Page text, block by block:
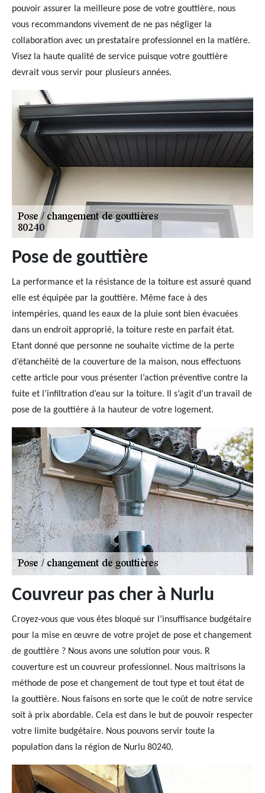
pouvoir assurer la meilleure pose de votre gouttière, nous
vous recommandons vivement de ne pas négliger la
collaboration avec un prestataire professionnel en la matière.
Visez la haute qualité de service puisque votre gouttière
devrait vous servir pour plusieurs années.
Pose de gouttière
La performance et la résistance de la toiture est assuré quand
elle est équipée par la gouttière. Même face à des
intempéries, quand les eaux de la pluie sont bien évacuées
dans un endroit approprié, la toiture reste en parfait état.
Etant donné que personne ne souhaite victime de la perte
d’étanchéité de la couverture de la maison, nous effectuons
cette article pour vous présenter l’action préventive contre la
fuite et l’infiltration d’eau sur la toiture. Il s’agit d’un travail de
pose de la gouttière à la hauteur de votre logement.
Couvreur pas cher à Nurlu
Croyez-vous que vous êtes bloqué sur l’insuffisance budgétaire
pour la mise en œuvre de votre projet de pose et changement
de gouttière ? Nous avons une solution pour vous. R
couverture est un couvreur professionnel. Nous maitrisons la
méthode de pose et changement de tout type et tout état de
la gouttière. Nous faisons en sorte que le coût de notre service
soit à prix abordable. Cela est dans le but de pouvoir respecter
votre limite budgétaire. Nous pouvons servir toute la
population dans la région de Nurlu 80240.